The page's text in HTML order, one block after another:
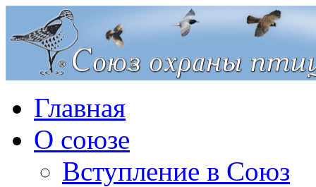
Главная
О союзе
Вступление в Союз